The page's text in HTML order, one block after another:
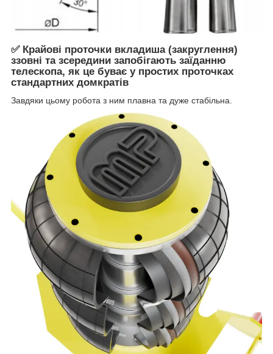
✅ Крайові проточки вкладиша (закруглення)
ззовні та зсередини запобігають заїданню
телескопа, як це буває у простих проточках
стандартних домкратів
Завдяки цьому робота з ним плавна та дуже стабільна.